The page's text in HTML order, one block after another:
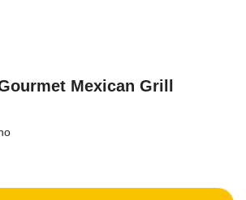
Mexican Grill